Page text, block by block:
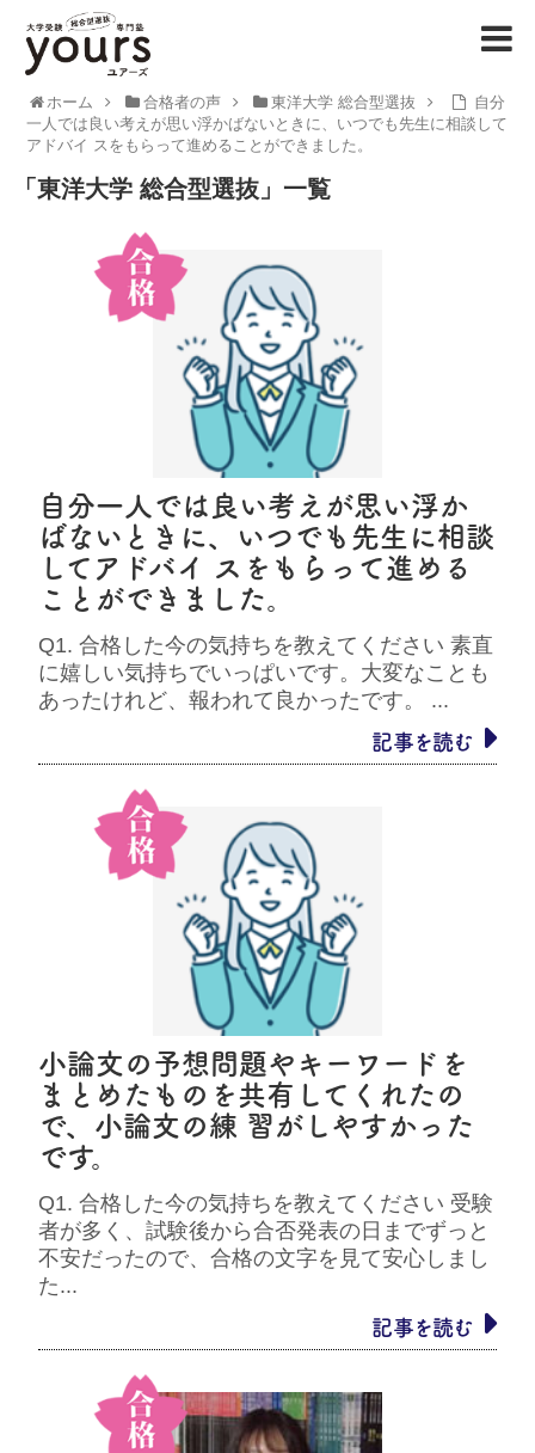
ホーム 合格者の声 東洋大学 総合型選抜
自分
一人では良い考えが思い浮かばないときに、いつでも先生に相談して
アドバイ スをもらって進めることができました。
「東洋大学 総合型選抜 」 一覧
自分一人では良い考えが思い浮か
ばないときに、いつでも先生に相談
してアドバイ スをもらって進める
ことができました。
Q1. 合格した今の気持ちを教えてください 素直
に嬉しい気持ちでいっぱいです。大変なことも
あったけれど、報われて良かったです。 ...
記事を読む
小論文の予想問題やキーワードを
まとめたものを共有してくれたの
で、小論文の練 習がしやすかった
です。
Q1. 合格した今の気持ちを教えてください 受験
者が多く、試験後から合否発表の日までずっと
不安だったので、合格の文字を見て安心しまし
た...
記事を読む